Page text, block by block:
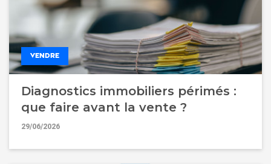
VENDRE
Diagnostics immobiliers périmés :
que faire avant la vente ?
29/06/2026